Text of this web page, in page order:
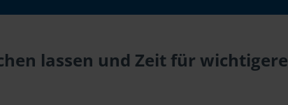
lassen und Zeit für wichtigere